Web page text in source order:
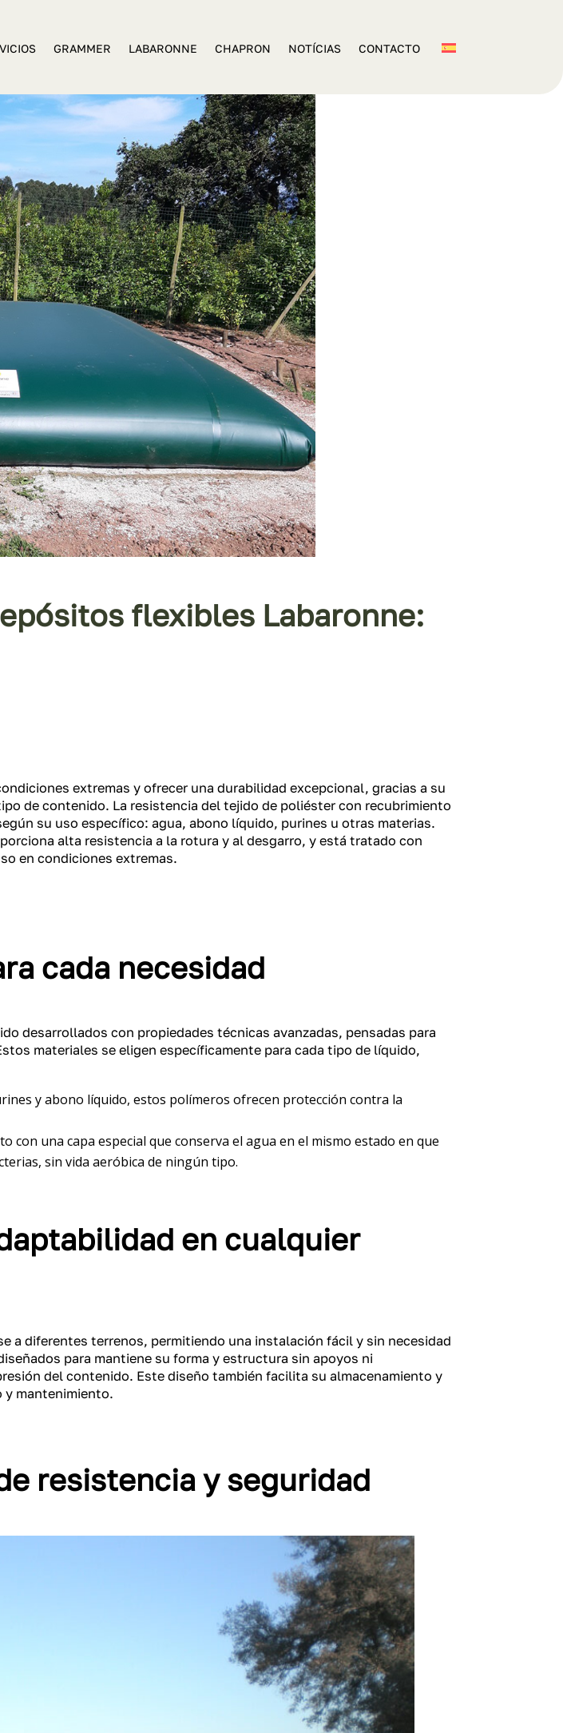
GRAMMER LABARONNE CHAPRON NOTÍCIAS CONTACTO
flexibles Labaronne:
extremas y ofrecer una durabilidad excepcional, gracias a su
de contenido. La resistencia del tejido de poliéster con recubrimiento
su uso específico: agua, abono líquido, purines u otras materias.
alta resistencia a la rotura y al desgarro, y está tratado con
en condiciones extremas.
cada necesidad
desarrollados con propiedades técnicas avanzadas, pensadas para
materiales se eligen específicamente para cada tipo de líquido,
y abono líquido, estos polímeros ofrecen protección contra la
con una capa especial que conserva el agua en el mismo estado en que
sin vida aeróbica de ningún tipo.
en cualquier
a diferentes terrenos, permitiendo una instalación fácil y sin necesidad
para mantiene su forma y estructura sin apoyos ni
del contenido. Este diseño también facilita su almacenamiento y
y mantenimiento.
resistencia y seguridad